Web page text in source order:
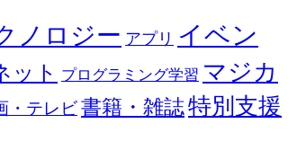
ノロジー アプリ イベン
ット プログラミング学習 マジカ
・テレビ書籍・雑誌特別支援